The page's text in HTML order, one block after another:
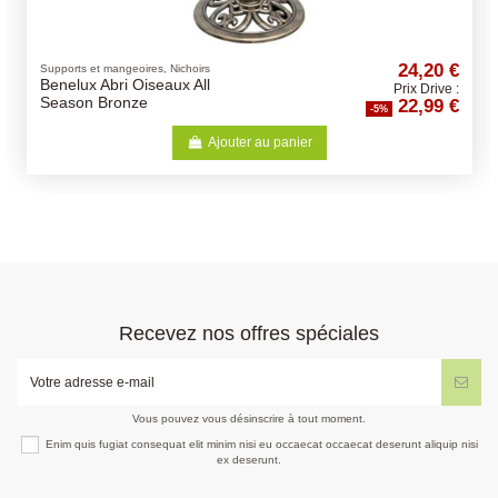
Supports et mangeoires, Nichoirs
Benelux Abri Oiseaux All
Season Bronze
24,20 €
Prix Drive :
-5% 22,99 €
Ajouter au panier
Recevez nos offres spéciales
Vous pouvez vous désinscrire à tout moment.
Enim quis fugiat consequat elit minim nisi eu occaecat occaecat deserunt aliquip nisi
ex deserunt.